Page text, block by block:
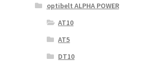
optibelt ALPHA POWER
AT10
AT5
DT10